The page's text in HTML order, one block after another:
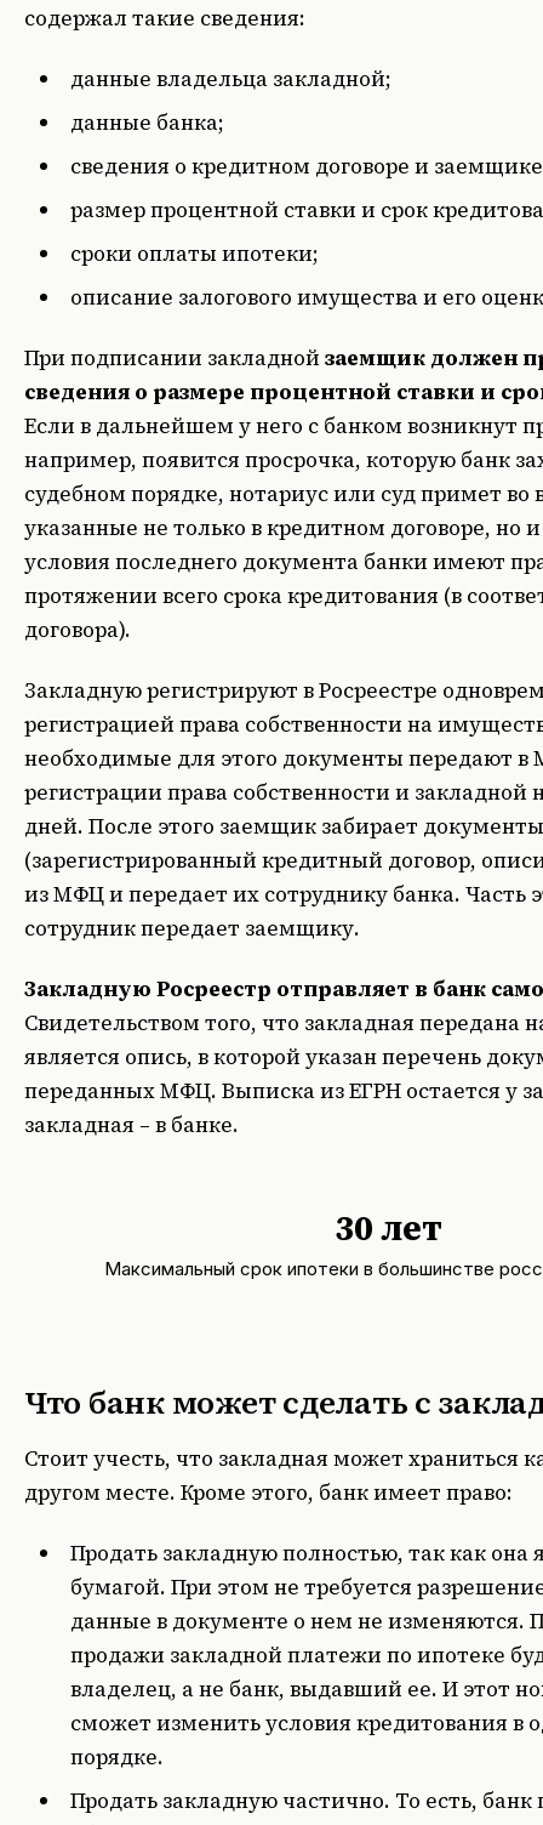
содержал такие сведения:
данные владельца закладной;
данные банка;
сведения о кредитном договоре и
размер процентной ставки и срок
сроки оплаты ипотеки;
описание залогового имущества и его
При подписании закладной заемщик должен
сведения о размере процентной ставки и
Если в дальнейшем у него с банком возникнут
например, появится просрочка, которую банк
судебном порядке, нотариус или суд примет
указанные не только в кредитном договоре, но
условия последнего документа банки имеют
протяжении всего срока кредитования (в
договора).
Закладную регистрируют в Росреестре
регистрацией права собственности на
необходимые для этого документы передают в
регистрации права собственности и закладной
дней. После этого заемщик забирает документы
(зарегистрированный кредитный договор,
из МФЦ и передает их сотруднику банка. Часть
сотрудник передает заемщику.
Закладную Росреестр отправляет в банк
Свидетельством того, что закладная передана
является опись, в которой указан перечень
переданных МФЦ. Выписка из ЕГРН остается у
закладная – в банке.
30 лет
Максимальный срок ипотеки в большинстве
Что банк может сделать с
Стоит учесть, что закладная может храниться
другом месте. Кроме этого, банк имеет право:
Продать закладную полностью, так как она
бумагой. При этом не требуется
данные в документе о нем не изменяются.
продажи закладной платежи по ипотеке
владелец, а не банк, выдавший ее. И этот
сможет изменить условия кредитования в
порядке.
Продать закладную частично. То есть, банк